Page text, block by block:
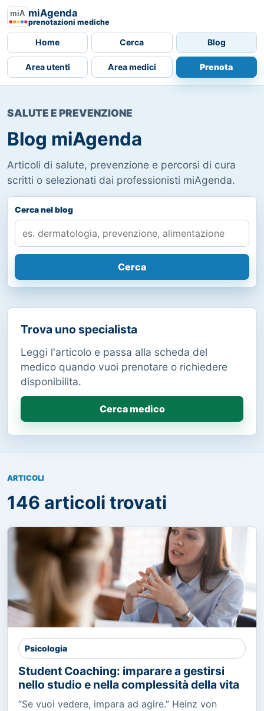
miAgenda
prenotazioni mediche
Home Cerca Blog
Area utenti Area medici Prenota
SALUTE E PREVENZIONE
Blog miAgenda
Articoli di salute, prevenzione e percorsi di cura
scritti o selezionati dai professionisti miAgenda.
Cerca nel blog
Cerca
Trova uno specialista
Leggi l'articolo e passa alla scheda del
medico quando vuoi prenotare o richiedere
disponibilita.
Cerca medico
ARTICOLI
146 articoli trovati
Psicologia
Student Coaching: imparare a gestirsi
nello studio e nella complessità della vita
“Se vuoi vedere, impara ad agire.” Heinz von